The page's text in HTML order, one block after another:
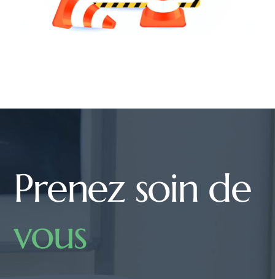
Prenez soin de
vous